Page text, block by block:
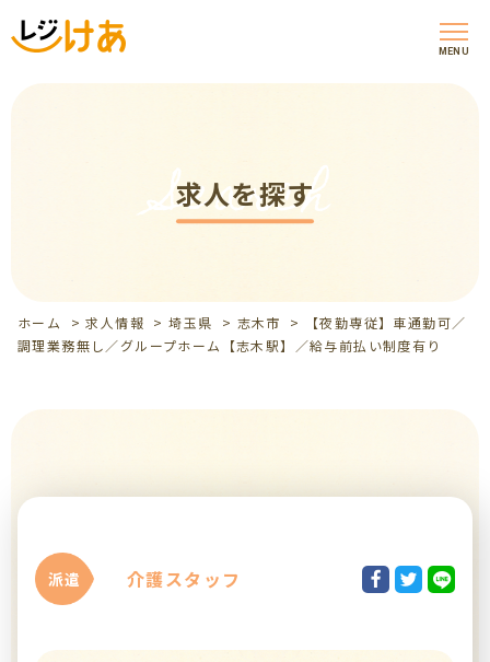
MENU
求人を探す
Search
ホーム >求人情報 >埼玉県 > 志木市 >
【夜勤専従】車通勤可／
調理業務無し／グループホーム【志木駅】／給与前払い制度有り
派遣 介護スタッフ